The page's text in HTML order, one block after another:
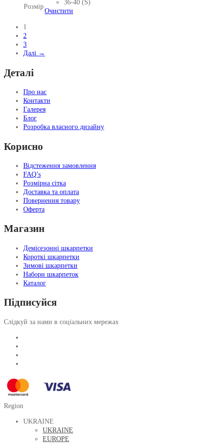
має
Розмір
36-40 (S)
Очистити
1
2
3
Далі →
Деталі
Про нас
Контакти
Галерея
Блог
Розробка власного дизайну
Корисно
Відстеження замовлення
FAQ’s
Розмірна сітка
Доставка та оплата
Повернення товару
Оферта
Магазин
Демісезонні шкарпетки
Короткі шкарпетки
Зимові шкарпетки
Набори шкарпеток
Каталог
Підписуйся
Слідкуй за нами в соціальних мережах
Region
UKRAINE
UKRAINE
EUROPE